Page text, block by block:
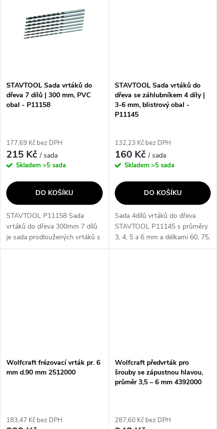
STAVTOOL Sada vrtáků do
dřeva 7 dílů | 300 mm, PVC
obal - P11158
177,69 Kč bez DPH
215 Kč/ sada
Skladem >5 sada
DO KOŠÍKU
STAVTOOL P11158 Sada
vrtáků do dřeva 300mm 7 dílů
je sada prodloužených vrtáků s
centrovacím hrotem a
STAVTOOL Sada vrtáků do
dřeva se záhlubníkem 4 díly |
3-6 mm, blistrový obal -
P11145
132,23 Kč bez DPH
160 Kč/ sada
Skladem >5 sada
DO KOŠÍKU
Sada 4dílů vrtáků do dřeva
STAVTOOL P11145 s průměry
3, 4, 5 a 6 mm a délkami 60, 75,
85 a 90 mm. Záhlubník o
Wolfcraft frézovací vrták pr. 6
mm d.90 mm 2512000
183,47 Kč bez DPH
Wolfcraft předvrták pro
šrouby se zápustnou hlavou,
průměr 3,5 – 6 mm 4392000
287,60 Kč bez DPH